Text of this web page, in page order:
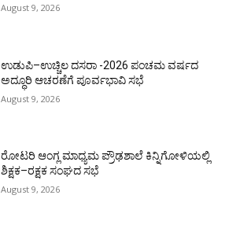
August 9, 2026
ಉಡುಪಿ–ಉಚ್ಚಿಲ ದಸರಾ -2026 ಪಂಚಮ ವರ್ಷದ
ಅದ್ಧೂರಿ ಆಚರಣೆಗೆ ಪೂರ್ವಭಾವಿ ಸಭೆ
August 9, 2026
ರೋಟರಿ ಆಂಗ್ಲ ಮಾಧ್ಯಮ ಪ್ರೌಢಶಾಲೆ ಕಿನ್ನಿಗೋಳಿಯಲ್ಲಿ
ಶಿಕ್ಷಕ–ರಕ್ಷಕ ಸಂಘದ ಸಭೆ
August 9, 2026